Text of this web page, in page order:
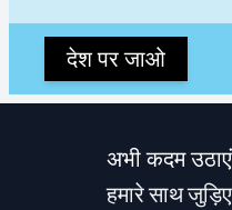
देश पर जाओ
अभी कदम
हमारे साथ जुड़िए